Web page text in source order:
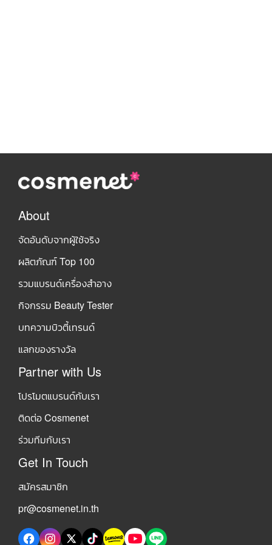
About
จัดอันดับจากผู้ใช้จริง
ผลิตภัณฑ์ Top 100
รวมแบรนด์เครื่องสำอาง
กิจกรรม Beauty Tester
บทความบิวตี้เทรนด์
แลกของรางวัล
Partner with Us
โปรโมตแบรนด์กับเรา
ติดต่อ Cosmenet
ร่วมทีมกับเรา
Get In Touch
สมัครสมาชิก
pr@cosmenet.in.th